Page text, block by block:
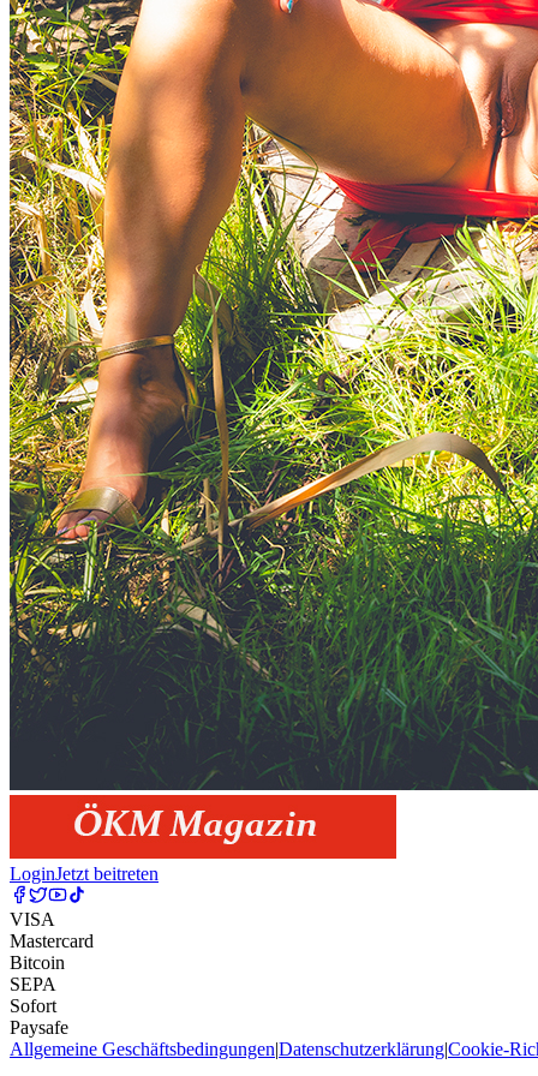
LoginJetzt beitreten
VISA
Mastercard
Bitcoin
SEPA
Sofort
Paysafe
Allgemeine Geschäftsbedingungen|Datenschutzerklärung|Cookie-